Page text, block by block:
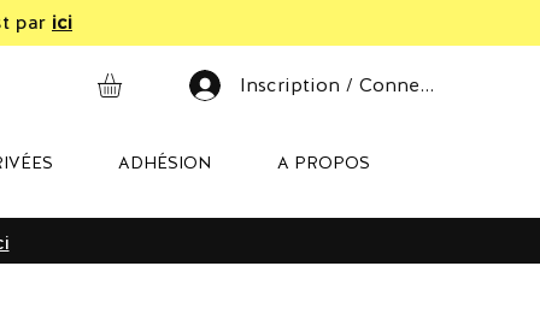
par ici
Inscription / Connexion
ADHÉSION A PROPOS